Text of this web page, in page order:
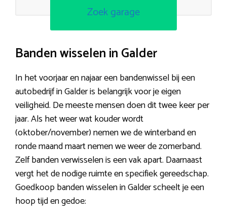
Zoek garage
Banden wisselen in Galder
In het voorjaar en najaar een bandenwissel bij een
autobedrijf in Galder is belangrijk voor je eigen
veiligheid. De meeste mensen doen dit twee keer per
jaar. Als het weer wat kouder wordt
(oktober/november) nemen we de winterband en
ronde maand maart nemen we weer de zomerband.
Zelf banden verwisselen is een vak apart. Daarnaast
vergt het de nodige ruimte en specifiek gereedschap.
Goedkoop banden wisselen in Galder scheelt je een
hoop tijd en gedoe: